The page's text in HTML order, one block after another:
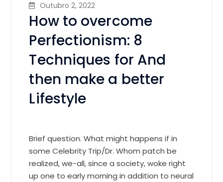
Outubro 2, 2022
How to overcome
Perfectionism: 8
Techniques for And
then make a better
Lifestyle
Brief question. What might happens if in
some Celebrity Trip/Dr. Whom patch be
realized, we-all, since a society, woke right
up one to early morning in addition to neural